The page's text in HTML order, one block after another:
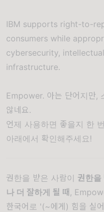
IBM supports right-to-
consumers while
cybersecurity,
infrastructure.
Empower. 아는 단어지만,
않네요.
언제 사용하면 좋을지 한
아래에서 확인해주세요!
권한을 받은 사람이 권한을
나 더 잘하게 될 때 ,
한국어로 '(~에게) 힘을 실